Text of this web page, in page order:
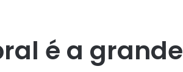
é a grande